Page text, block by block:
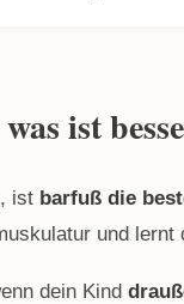
ist
ist barfuß die
und
dein Kind